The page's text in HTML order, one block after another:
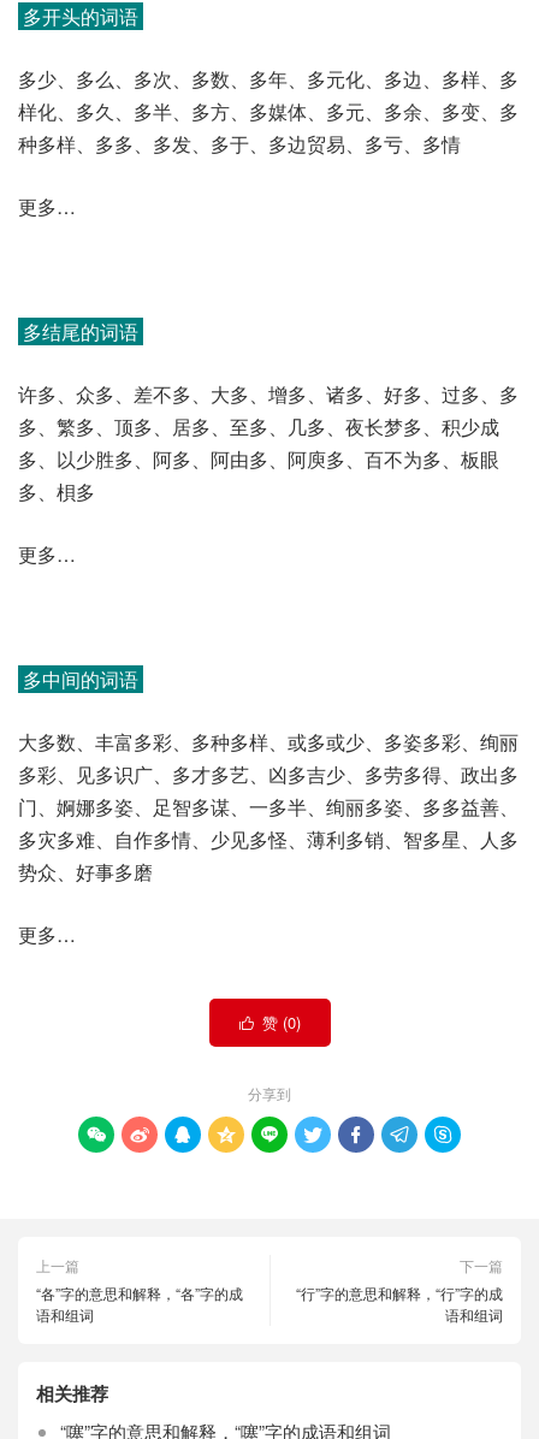
多开头的词语
多少、多么、多次、多数、多年、多元化、多边、多样、多
样化、多久、多半、多方、多媒体、多元、多余、多变、多
种多样、多多、多发、多于、多边贸易、多亏、多情
更多…
多结尾的词语
许多、众多、差不多、大多、增多、诸多、好多、过多、多
多、繁多、顶多、居多、至多、几多、夜长梦多、积少成
多、以少胜多、阿多、阿由多、阿庾多、百不为多、板眼
多、梖多
更多…
多中间的词语
大多数、丰富多彩、多种多样、或多或少、多姿多彩、绚丽
多彩、见多识广、多才多艺、凶多吉少、多劳多得、政出多
门、婀娜多姿、足智多谋、一多半、绚丽多姿、多多益善、
多灾多难、自作多情、少见多怪、薄利多销、智多星、人多
势众、好事多磨
更多…
 赞 (0)
分享到
        
上一篇
“各”字的意思和解释，“各”字的成
语和组词
下一篇
“行”字的意思和解释，“行”字的成
语和组词
相关推荐
“噻”字的意思和解释，“噻”字的成语和组词